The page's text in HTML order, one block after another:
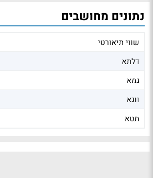
נתונים מחושבים
שווי תיאורטי
דלתא
גמא
ווגא
תטא